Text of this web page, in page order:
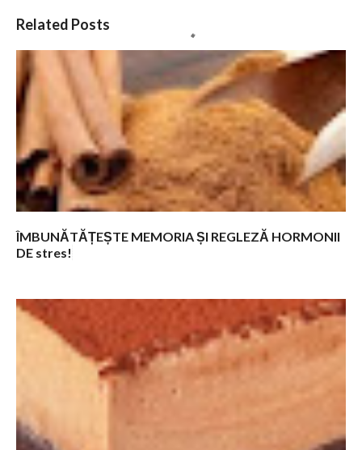
Related Posts
ÎMBUNĂTĂȚEȘTE MEMORIA ȘI REGLEZĂ HORMONII
DE stres!
C
e
n
a
r